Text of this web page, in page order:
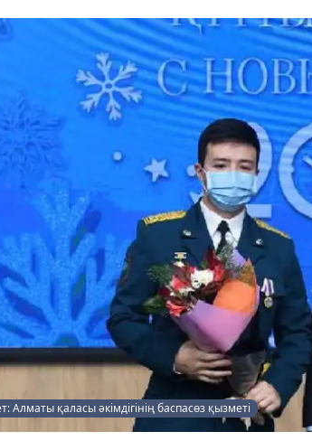
Алматы қаласы әкімдігінің баспасөз қызметі